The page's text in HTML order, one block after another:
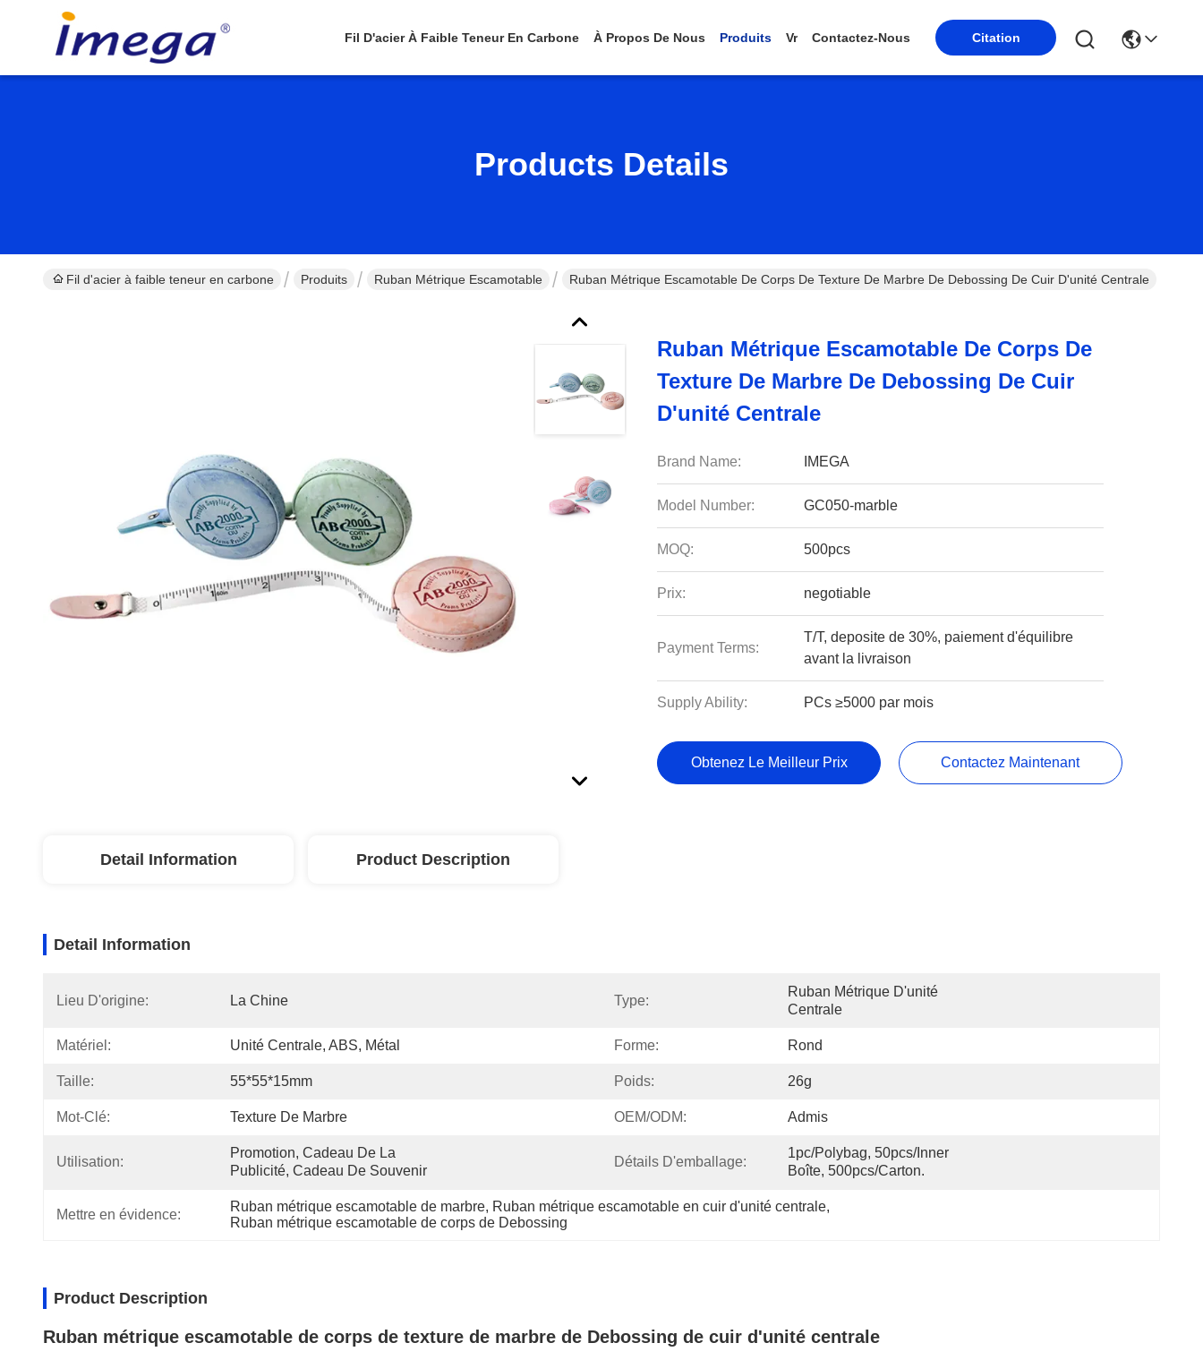
Fil D'acier À Faible Teneur En Carbone À Propos De Nous Produits Vr Contactez-Nous Citation
Products Details
Fil d'acier à faible teneur en carbone Produits Ruban Métrique Escamotable Ruban Métrique Escamotable De Corps De Texture De Marbre De Debossing De Cuir D'unité Centrale
Ruban Métrique Escamotable De Corps De
Texture De Marbre De Debossing De Cuir
D'unité Centrale
Brand Name: IMEGA
Model Number: GC050-marble
MOQ: 500pcs
Prix: negotiable
Payment Terms:
T/T, deposite de 30%, paiement d'équilibre
avant la livraison
Supply Ability: PCs ≥5000 par mois
Obtenez Le Meilleur Prix Contactez Maintenant
Detail Information Product Description
Detail Information
Lieu D'origine: La Chine Type:
Ruban Métrique D'unité
Centrale
Matériel: Unité Centrale, ABS, Métal Forme: Rond
Taille: 55*55*15mm Poids: 26g
Mot-Clé: Texture De Marbre OEM/ODM: Admis
Utilisation:
Promotion, Cadeau De La
Publicité, Cadeau De Souvenir
Détails D'emballage:
1pc/polybag, 50pcs/inner
Boîte, 500pcs/carton.
Mettre en évidence:
Ruban métrique escamotable de marbre, Ruban métrique escamotable en cuir d'unité centrale,
Ruban métrique escamotable de corps de Debossing
Product Description
Ruban métrique escamotable de corps de texture de marbre de Debossing de cuir d'unité centrale